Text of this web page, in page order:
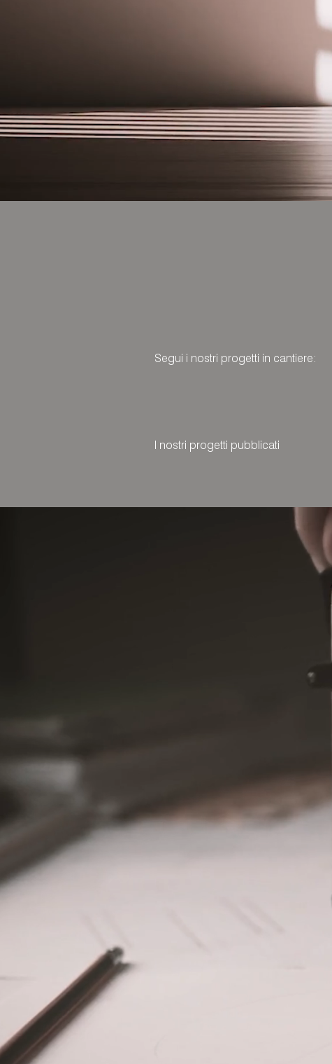
Segui i nostri progetti in cantiere:
I nostri progetti pubblicati